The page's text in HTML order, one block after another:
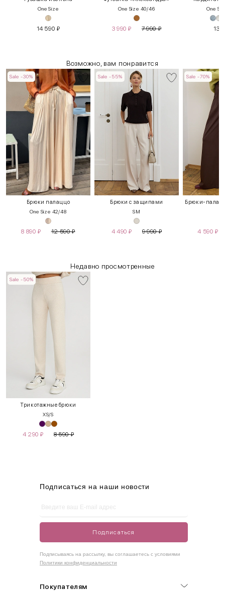
One Size
14 590 ₽
One Size 40/46
3 990 ₽ 7 990₽
One
13
Возможно, вам понравится
Sale -30%
Брюки палаццо
One Size 42/48
8 890 ₽ 12 590₽
Sale -55%
Брюки с защипами
SM
4 490 ₽ 9 990₽
Sale -70%
Брюки-
4 590 ₽
Недавно просмотренные
Sale -50%
Трикотажные брюки
XS/S
4 290 ₽ 8 590₽
42-50
Как правильно себя обмерить
Измеряется по самым выступающим точкам.
Покупателям
Подписаться на наши новости
Подписаться
Подписываясь на рассылку, вы соглашаетесь с условиями
Политики конфиденциальности